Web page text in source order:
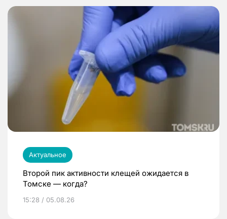
Актуальное
Второй пик активности клещей ожидается в
Томске — когда?
15:28 / 05.08.26